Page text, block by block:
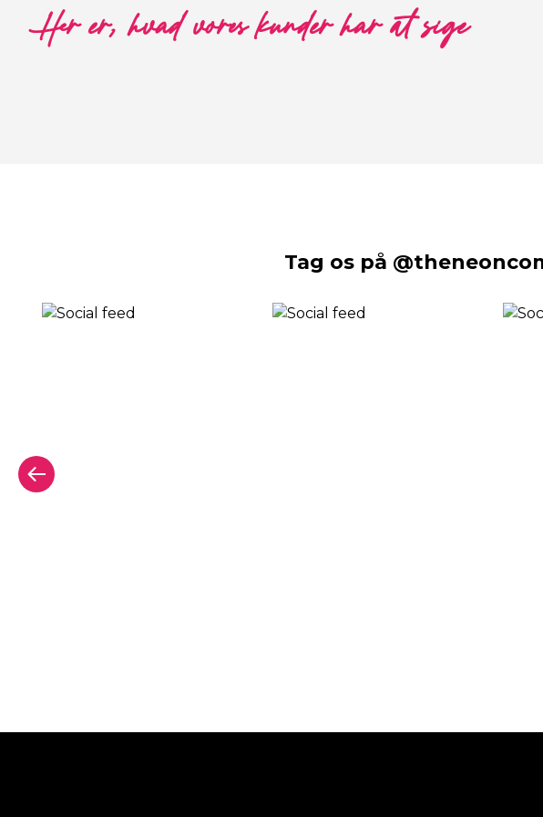
Her er, hvad vores kunder har at sige
Tag os på